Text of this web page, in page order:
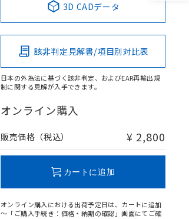
3D CADデータ
該非判定見解書/項目別対比表
日本の外為法に基づく該非判定、およびEAR再輸出規
制に関する見解が入手できます。
オンライン購入
販売価格（税込） ¥ 2,800
カートに追加
オンライン購入における出荷予定日は、カートに追加
～「ご購入手続き：価格・納期の確認」画面にてご確